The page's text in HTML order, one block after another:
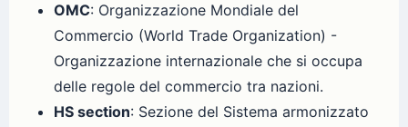
OMC: Organizzazione Mondiale del
Commercio (World Trade Organization) -
Organizzazione internazionale che si occupa
delle regole del commercio tra nazioni.
HS section: Sezione del Sistema armonizzato